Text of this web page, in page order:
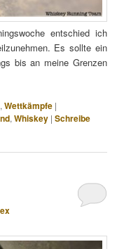
entschied ich
Es sollte ein
bis an meine Grenzen
,Wettkämpfe |
,Whiskey |Schreibe